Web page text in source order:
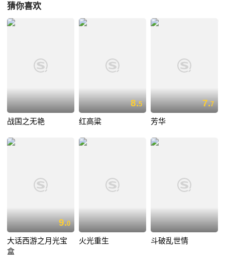
猜你喜欢
战国之无艳
8.5
红高粱
7.7
芳华
9.0
大话西游之月光宝
盒
火光重生 斗破乱世情